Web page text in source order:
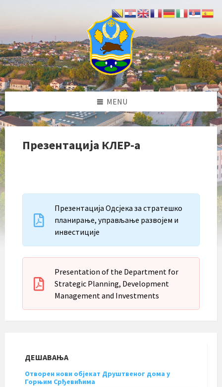
MENU
Презентација КЛЕР-а
Презентација Одсјека за стратешко
планирање, управљање развојем и
инвестиције
Presentation of the Department for
Strategic Planning, Development
Management and Investments
ДЕШАВАЊА
Отворен нови објекат Друштвеног дома у
Горњим Срђевићима